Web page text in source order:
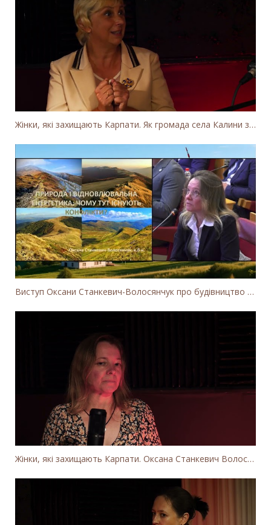
Жінки, які захищають Карпати. Як громада села Калини захищає річку Тересву від забудови МГЕС
Виступ Оксани Станкевич-Волосянчук про будівництво вітропарків у Закарпатській області
Жінки, які захищають Карпати. Оксана Станкевич Волосянчук про вітряки на високогір'ї Карпат